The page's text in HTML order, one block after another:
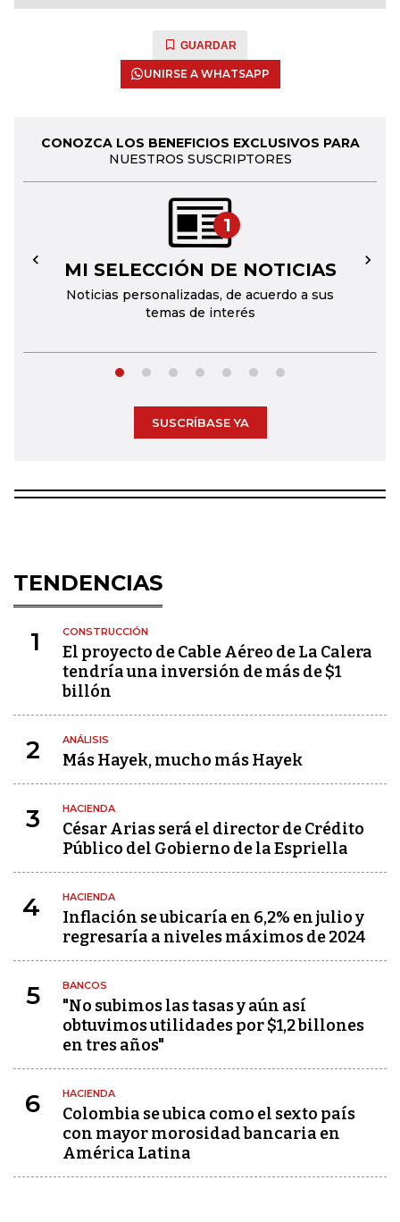
GUARDAR
UNIRSE A WHATSAPP
CONOZCA LOS BENEFICIOS EXCLUSIVOS PARA
NUESTROS SUSCRIPTORES
1
MI SELECCIÓN DE NOTICIAS
Noticias personalizadas, de acuerdo a sus
temas de interés
← →
SUSCRÍBASE YA
TENDENCIAS
1 CONSTRUCCIÓN
El proyecto de Cable Aéreo de La Calera
tendría una inversión de más de $1
billón
2 ANÁLISIS
Más Hayek, mucho más Hayek
3 HACIENDA
César Arias será el director de Crédito
Público del Gobierno de la Espriella
4 HACIENDA
Inflación se ubicaría en 6,2% en julio y
regresaría a niveles máximos de 2024
5 BANCOS
"No subimos las tasas y aún así
obtuvimos utilidades por $1,2 billones
en tres años"
6 HACIENDA
Colombia se ubica como el sexto país
con mayor morosidad bancaria en
América Latina